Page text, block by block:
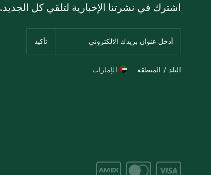
اشترك في نشرتنا الإخبارية لتلقي كل الجديد.
البلد / المنطقة الإمارات